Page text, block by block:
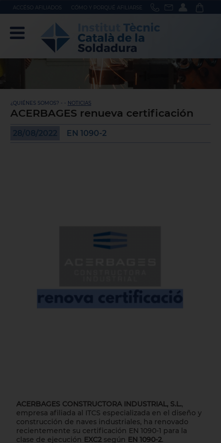
ACCÉSO AFILIADOS CÓMO Y PORQUÉ AFILIARSE
¿QUIÉNES SOMOS? - - NOTICIAS
ACERBAGES renueva certificación
28/08/2022 EN 1090-2
ACERBAGES CONSTRUCTORA INDUSTRIAL, S.L.,
empresa afiliada al ITCS especializada en el diseño y
construcción de naves industriales, ha renovado
recientemente su certificación EN 1090-1 para la
clase de ejecución EXC2según EN 1090-2.